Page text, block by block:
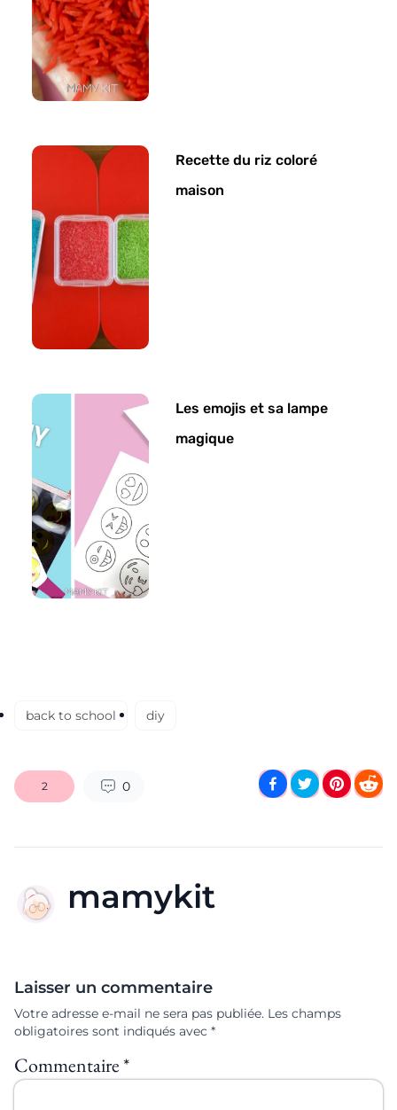
Recette du riz coloré
maison
Les emojis et sa lampe
magique
back to school diy
2 0
mamykit
Laisser un commentaire
Votre adresse e-mail ne sera pas publiée. Les champs
obligatoires sont indiqués avec *
Commentaire*